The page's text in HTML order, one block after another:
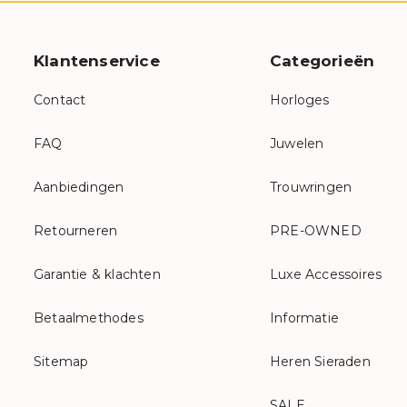
Klantenservice
Contact
FAQ
Aanbiedingen
Retourneren
Garantie & klachten
Betaalmethodes
Sitemap
Categorieën
Horloges
Juwelen
Trouwringen
PRE-OWNED
Luxe Accessoires
Informatie
Heren Sieraden